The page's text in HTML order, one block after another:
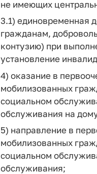
не имеющих
3.1) единовременная
гражданам,
контузию) при
установление
4) оказание в
мобилизованных
социальном
обслуживания на
5) направление в
мобилизованных
социальном
обслуживания;